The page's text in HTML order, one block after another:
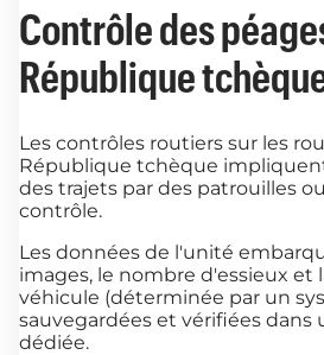
Contrôle des
République
Les contrôles routiers sur les
République tchèque
des trajets par des patrouilles
contrôle.
Les données de l'unité
images, le nombre d'essieux et
véhicule (déterminée par un
sauvegardées et vérifiées dans
dédiée.